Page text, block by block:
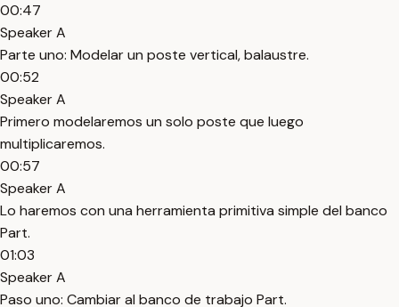
00:47
Speaker A
Parte uno: Modelar un poste vertical, balaustre.
00:52
Speaker A
Primero modelaremos un solo poste que luego
multiplicaremos.
00:57
Speaker A
Lo haremos con una herramienta primitiva simple del banco
Part.
01:03
Speaker A
Paso uno: Cambiar al banco de trabajo Part.